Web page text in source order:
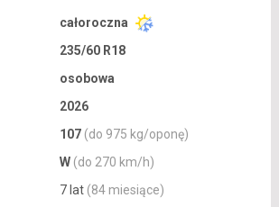
całoroczna
235/60 R18
osobowa
2026
107 (do 975 kg/oponę)
W (do 270 km/h)
7 lat (84 miesiące)